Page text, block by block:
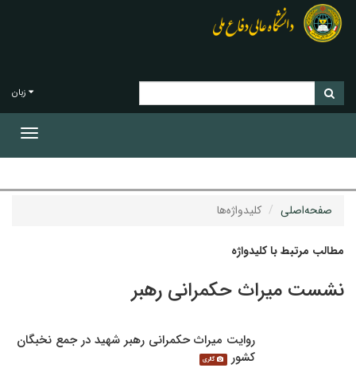
زبان
صفحه‌اصلی کلیدواژه‌ها
مطالب مرتبط با کلیدواژه
نشست میراث حکمرانی رهبر
روایت میراث حکمرانی رهبر شهید در جمع نخبگان
کشور
گالری